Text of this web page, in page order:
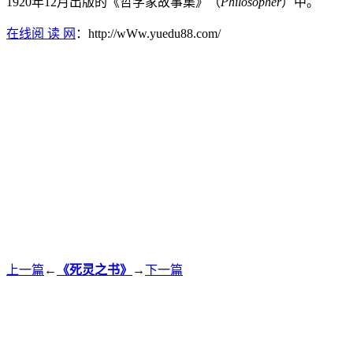
在线阅 读 网 ：http://wWw.yuedu88.com/
上一篇 ← 《死灵之书》 →下一篇